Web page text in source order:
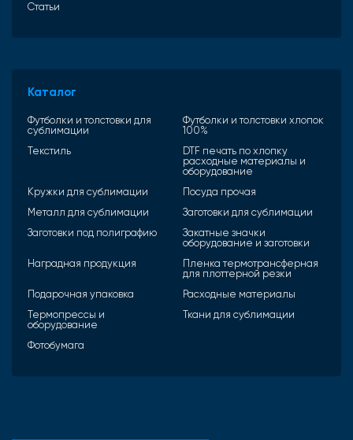
Статьи
Каталог
Футболки и толстовки для
сублимации
Футболки и толстовки хлопок
100%
Текстиль
DTF печать по хлопку
расходные материалы и
оборудование
Кружки для сублимации
Посуда прочая
Металл для сублимации
Заготовки для сублимации
Заготовки под полиграфию
Закатные значки
оборудование и заготовки
Наградная продукция
Пленка термотрансферная
для плоттерной резки
Подарочная упаковка
Расходные материалы
Термопрессы и
оборудование
Ткани для сублимации
Фотобумага